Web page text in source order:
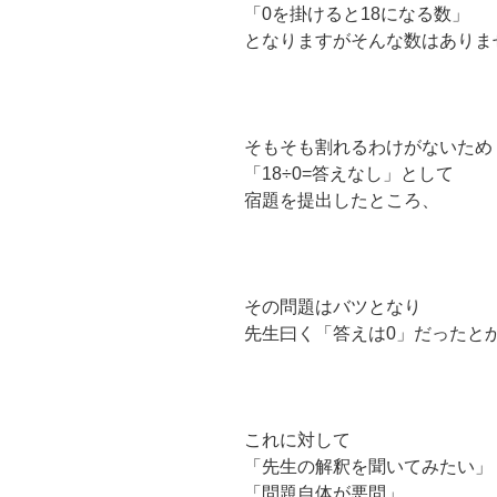
「0を掛けると18になる数」
となりますがそんな数はありま
そもそも割れるわけがないため
「18÷0=答えなし」として
宿題を提出したところ、
その問題はバツとなり
先生曰く「答えは0」だったとか
これに対して
「先生の解釈を聞いてみたい」
「問題自体が悪問」